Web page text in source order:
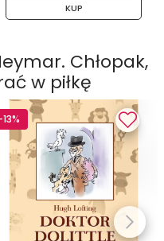
KUP
Chłopak,
w piłkę